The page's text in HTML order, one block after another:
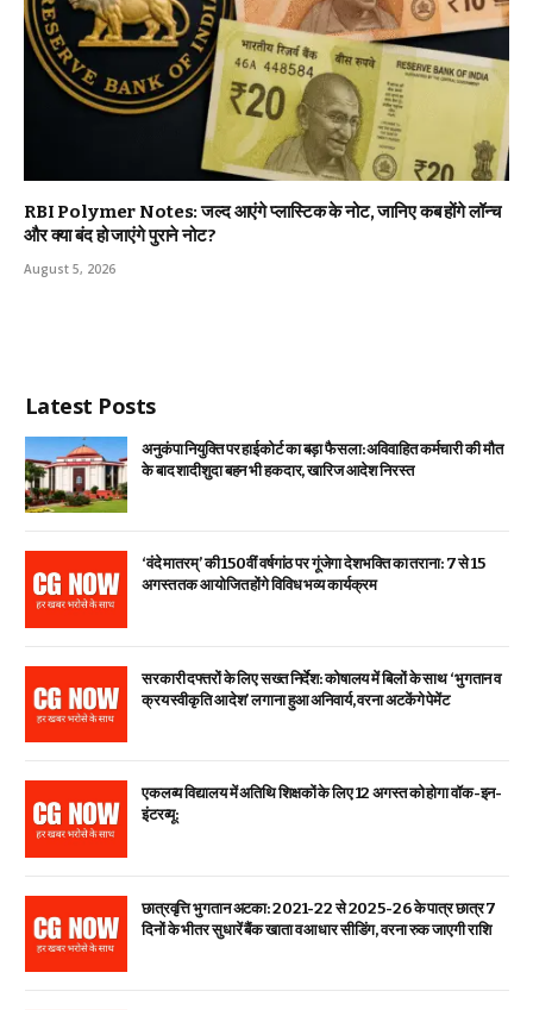
RBI Polymer Notes: जल्द आएंगे प्लास्टिक के नोट, जानिए कब होंगे लॉन्च
और क्या बंद हो जाएंगे पुराने नोट?
August 5, 2026
Latest Posts
अनुकंपा नियुक्ति पर हाईकोर्ट का बड़ा फैसला: अविवाहित कर्मचारी की मौत
के बाद शादीशुदा बहन भी हकदार, खारिज आदेश निरस्त
‘वंदे मातरम्’ की 150वीं वर्षगांठ पर गूंजेगा देशभक्ति का तराना: 7 से 15
अगस्त तक आयोजित होंगे विविध भव्य कार्यक्रम
सरकारी दफ्तरों के लिए सख्त निर्देश: कोषालय में बिलों के साथ ‘भुगतान व
क्रय स्वीकृति आदेश’ लगाना हुआ अनिवार्य, वरना अटकेंगे पेमेंट
एकलव्य विद्यालय में अतिथि शिक्षकों के लिए 12 अगस्त को होगा वॉक-इन-
इंटरव्यू:
छात्रवृत्ति भुगतान अटका: 2021-22 से 2025-26 के पात्र छात्र 7
दिनों के भीतर सुधारें बैंक खाता व आधार सीडिंग, वरना रुक जाएगी राशि